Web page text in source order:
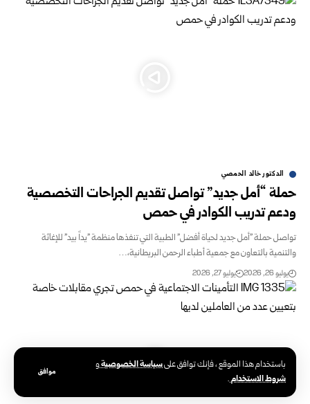
باستخدام هذا الموقع ، فإنك توافق علىسياسة الخصوصيةو
شروط الاستخدام.
موافق
الدكتور خالد الحمصي
حملة “أمل جديد” تواصل تقديم الجراحات التخصصية
ودعم تدريب الكوادر في حمص
تواصل حملة "أمل جديد لحياة أفضل" الطبية التي تنفذها منظمة "يداً بيد" للإغاثة
والتنمية بالتعاون مع جمعية أطباء الرحمن البريطانية،…
يوليو 26, 2026 يوليو 27, 2026